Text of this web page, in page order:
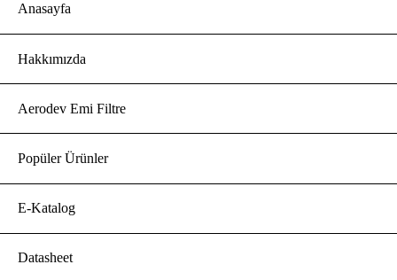
Anasayfa
Hakkımızda
Aerodev Emi Filtre
Popüler Ürünler
E-Katalog
Datasheet